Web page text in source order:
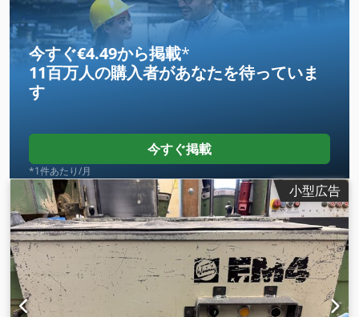
5115500 技術データ 最大アンロード1050mm 4番のフィード
ローラー ロール径120mm ロール幅60mm ロールの移動量 25
mm 8速サーキュレーター 速度 2 / 4 / 5.5 / 6.7 / 11 / 13 / 16,5
/ 33 m / min. モーター出力 0.75 kW 接続 400 V / 50 Hz 重量
65kg
今すぐ€4.49から掲載*
11百万人の購入者があなたを待っていま
す
今すぐ掲載
*1件あたり/月
小型広告